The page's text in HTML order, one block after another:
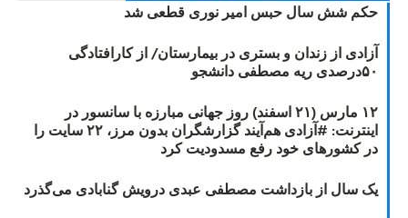
حکم شش سال حبس امیر نوری قطعی شد
آزادی از زندان و بستری در بیمارستان/ از کارافتادگی
۵۰درصدی ریه مصطفی دانشجو
۱۲ مارس (۲۱ اسفند) روز جهانی مبارزه با سانسور در
اینترنت: #آزادی هم‌آیند گزارشگران‌ بدون مرز، ۲۲ سایت را
در کشورهای خود رفع مسدودیت کرد
یک سال از بازداشت مصطفی عبدی درویش گنابادی می‌گذرد